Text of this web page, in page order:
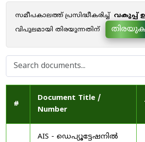
സമീപകാലത്ത് പ്രസിദ്ധീകരിച്ച് വകുപ്പ്
വിപുലമായി തിരയുന്നതിന്
തിരയുക
#
Document Title /
Number
AIS - ഡെപ്യൂട്ടേഷനിൽ